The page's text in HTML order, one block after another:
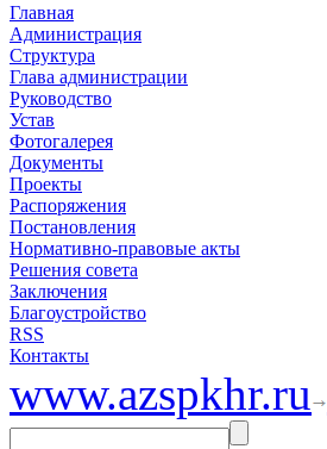
Главная
Администрация
Структура
Глава администрации
Руководство
Устав
Фотогалерея
Документы
Проекты
Распоряжения
Постановления
Нормативно-правовые акты
Решения совета
Заключения
Благоустройство
RSS
Контакты
www.azspkhr.ru